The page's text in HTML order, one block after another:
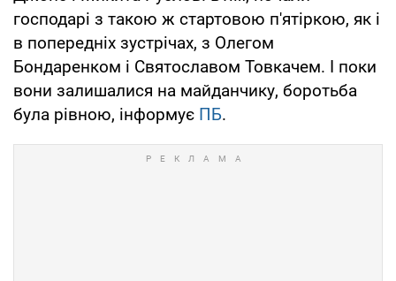
господарі з такою ж стартовою п'ятіркою, як і
в попередніх зустрічах, з Олегом
Бондаренком і Святославом Товкачем. І поки
вони залишалися на майданчику, боротьба
була рівною, інформує ПБ.